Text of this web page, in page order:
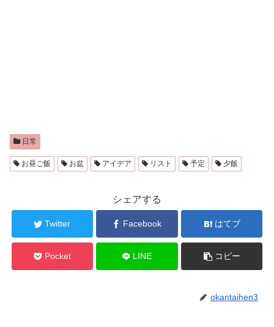
日常
お昼ご飯 お盆 アイデア リスト 予定 夕飯
シェアする
Twitter Facebook はてブ
Pocket LINE コピー
okantaihen3